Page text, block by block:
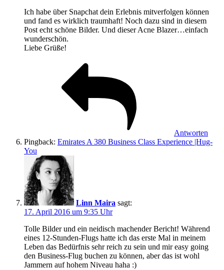
Ich habe über Snapchat dein Erlebnis mitverfolgen können
und fand es wirklich traumhaft! Noch dazu sind in diesem
Post echt schöne Bilder. Und dieser Acne Blazer…einfach
wunderschön.
Liebe Grüße!
Antworten
Pingback: Emirates A 380 Business Class Experience |Hug-
You
Linn Maira sagt:
17. April 2016 um 9:35 Uhr
Tolle Bilder und ein neidisch machender Bericht! Während
eines 12-Stunden-Flugs hatte ich das erste Mal in meinem
Leben das Bedürfnis sehr reich zu sein und mir easy going
den Business-Flug buchen zu können, aber das ist wohl
Jammern auf hohem Niveau haha :)